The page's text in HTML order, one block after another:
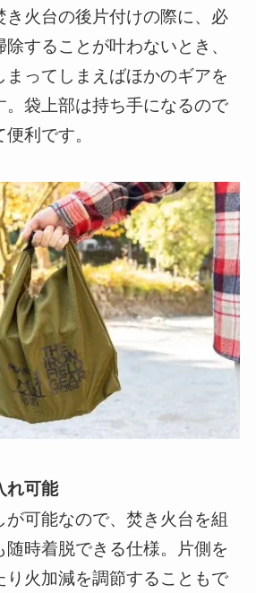
き火台の後片付けの際に、必
することが叶わないとき、
まってしまえばほかのギアを
袋上部は持ち手になるので
利です。
れ可能
可能なので、焚き火台を組
時着脱できる仕様。片側を
り火加減を調節することもで